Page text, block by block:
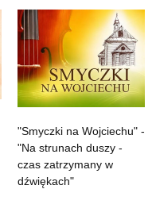
"Smyczki na Wojciechu" -
"Na strunach duszy -
czas zatrzymany w
dźwiękach"